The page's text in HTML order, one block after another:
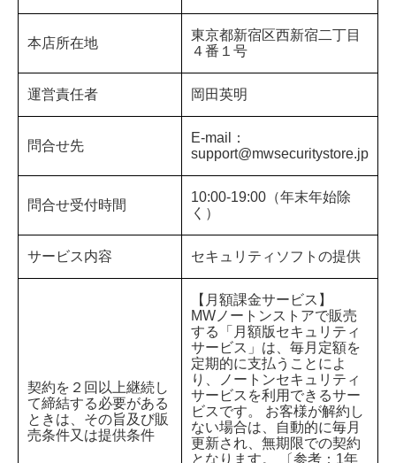
本店所在地
東京都新宿区西新宿二丁目
４番１号
運営責任者 岡田英明
問合せ先
E-mail：
support@mwsecuritystore.jp
問合せ受付時間
10:00-19:00（年末年始除
く）
サービス内容 セキュリティソフトの提供
契約を２回以上継続し
て締結する必要がある
ときは、その旨及び販
売条件又は提供条件
【月額課金サービス】
MWノートンストアで販売
する「月額版セキュリティ
サービス」は、毎月定額を
定期的に支払うことによ
り、ノートンセキュリティ
サービスを利用できるサー
ビスです。 お客様が解約し
ない場合は、自動的に毎月
更新され、無期限での契約
となります。 〔参考：1年